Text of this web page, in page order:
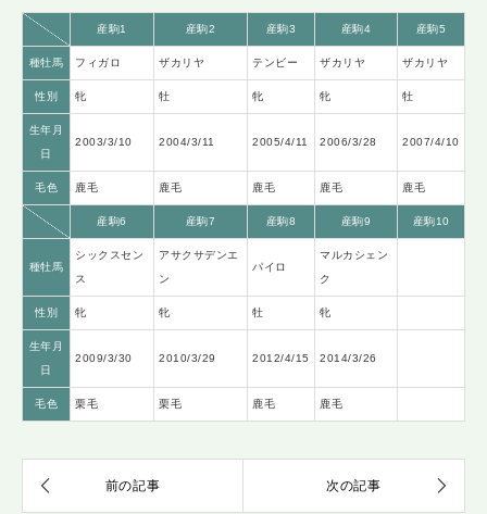
産駒1 産駒2 産駒3 産駒4 産駒5
種牡馬 フィガロ ザカリヤ テンビー ザカリヤ ザカリヤ
性別 牝 牡 牝 牝 牡
生年月
日
2003/3/10 2004/3/11 2005/4/11 2006/3/28 2007/4/10
毛色 鹿毛 鹿毛 鹿毛 鹿毛 鹿毛
産駒6 産駒7 産駒8 産駒9 産駒10
種牡馬
シックスセン
ス
アサクサデンエ
ン
パイロ
マルカシェン
ク
性別 牝 牝 牡 牝
生年月
日
2009/3/30 2010/3/29 2012/4/15 2014/3/26
毛色 栗毛 栗毛 鹿毛 鹿毛